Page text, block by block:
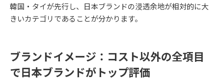
韓国・タイが先行し、日本ブランドの浸透余地が相対的に大
きいカテゴリであることが分かります。
ブランドイメージ：コスト以外の全項目
で日本ブランドがトップ評価